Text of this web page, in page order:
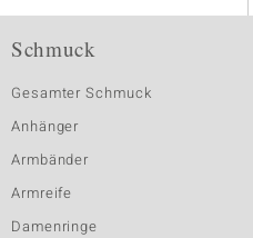
Schmuck
Gesamter Schmuck
Anhänger
Armbänder
Armreife
Damenringe